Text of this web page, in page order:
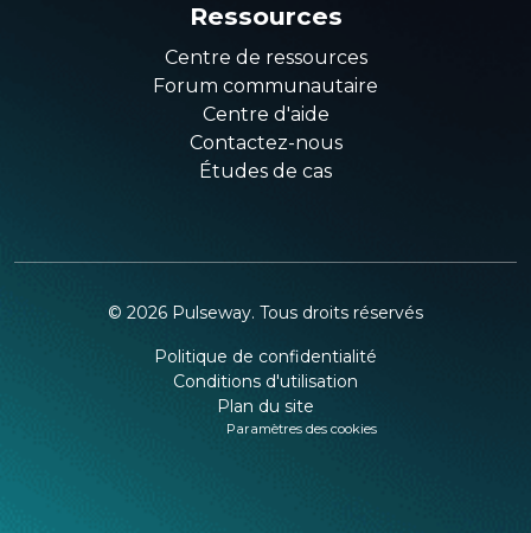
Ressources
Centre de ressources
Forum communautaire
Centre d'aide
Contactez-nous
Études de cas
© 2026 Pulseway. Tous droits réservés
Politique de confidentialité
Conditions d'utilisation
Plan du site
Paramètres des cookies